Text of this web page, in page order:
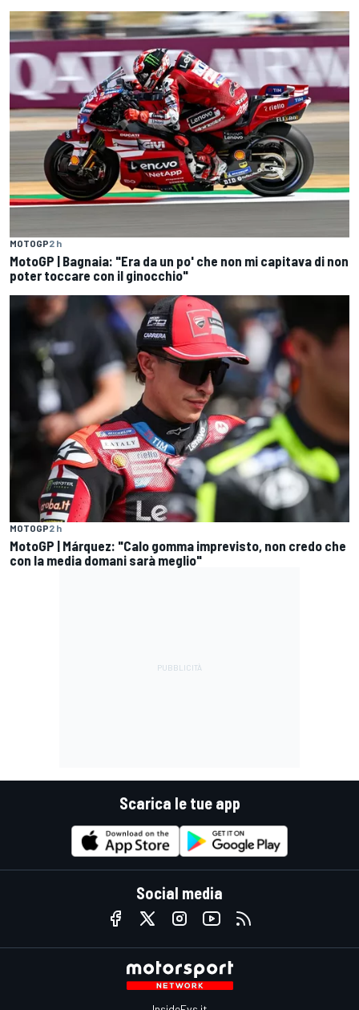
MOTOGP2 h
MotoGP | Bagnaia: "Era da un po' che non mi capitava di non
poter toccare con il ginocchio"
MOTOGP2 h
MotoGP | Márquez: "Calo gomma imprevisto, non credo che
con la media domani sarà meglio"
Scarica le tue app
Social media